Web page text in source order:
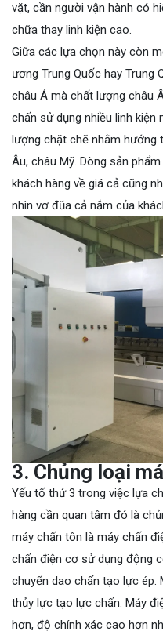
vặt, cần người vận hành có
chữa thay linh kiện cao.
Giữa các lựa chọn này còn
ương Trung Quốc hay Trung
châu Á mà chất lượng châu
chấn sử dụng nhiều linh
lượng chặt chẽ nhằm hướng
Âu, châu Mỹ. Dòng sản
khách hàng về giá cả cũng
nhìn vơ đũa cả nắm của
3. Chủng loại
Yếu tố thứ 3 trong việc lựa
hàng cần quan tâm đó là
máy chấn tôn là máy chấn
chấn điện cơ sử dụng động
chuyển dao chấn tạo lực ép.
thủy lực tạo lực chấn. Máy
hơn, độ chính xác cao hơn